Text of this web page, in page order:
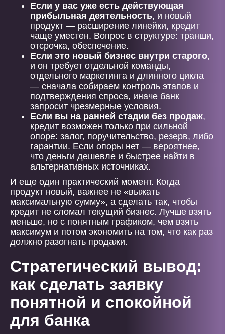
Если у вас уже есть действующая
прибыльная деятельность, и новый
продукт — расширение линейки, кредит
чаще уместен. Вопрос в структуре: транши,
отсрочка, обеспечение.
Если это новый бизнес внутри старого,
и он требует отдельной команды,
отдельного маркетинга и длинного цикла
— сначала собираем контроль этапов и
подтверждения спроса, иначе банк
запросит чрезмерные условия.
Если вы на ранней стадии без продаж,
кредит возможен только при сильной
опоре: залог, поручительство, резерв, либо
гарантии. Если опоры нет — вероятнее,
что деньги дешевле и быстрее найти в
альтернативных источниках.
И еще один практический момент. Когда
продукт новый, важнее не «выжать
максимальную сумму», а сделать так, чтобы
кредит не сломал текущий бизнес. Лучше взять
меньше, но с понятным графиком, чем взять
максимум и потом экономить на том, что как раз
должно разогнать продажи.
Стратегический вывод:
как сделать заявку
понятной и спокойной
для банка